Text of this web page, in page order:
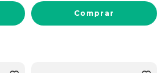
Comprar